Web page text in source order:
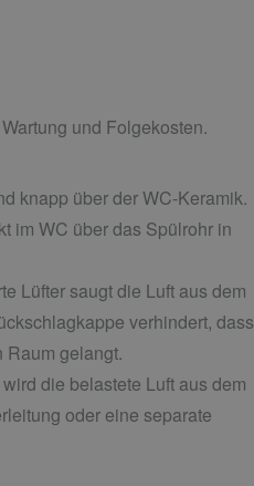
und Folgekosten.
knapp über der WC-Keramik.
im WC über das Spülrohr in
Lüfter saugt die Luft aus dem
verhindert, dass
Raum gelangt.
die belastete Luft aus dem
oder eine separate